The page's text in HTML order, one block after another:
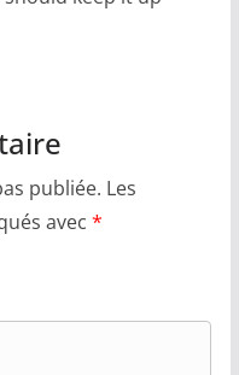
publiée. Les
avec *